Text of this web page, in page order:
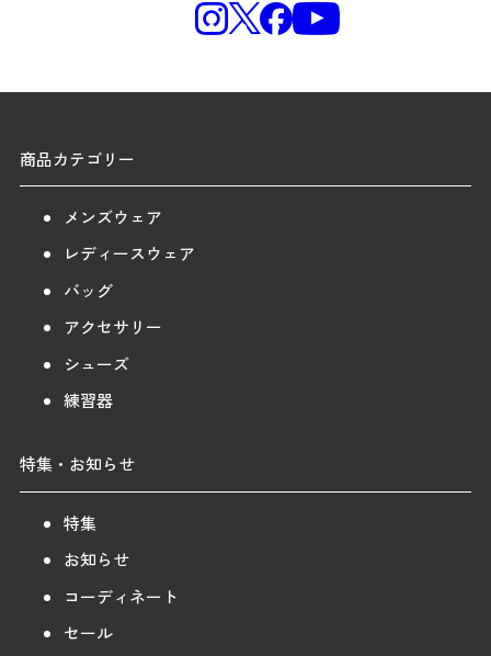
商品カテゴリー
メンズウェア
レディースウェア
バッグ
アクセサリー
シューズ
練習器
特集・お知らせ
特集
お知らせ
コーディネート
セール